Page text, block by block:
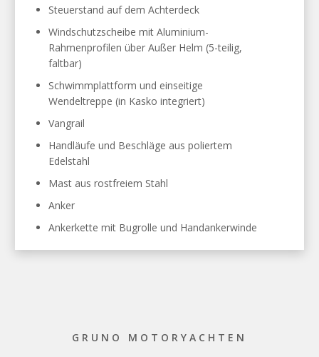
Steuerstand auf dem Achterdeck
Windschutzscheibe mit Aluminium-
Rahmenprofilen über Außer Helm (5-teilig,
faltbar)
Schwimmplattform und einseitige
Wendeltreppe (in Kasko integriert)
Vangrail
Handläufe und Beschläge aus poliertem
Edelstahl
Mast aus rostfreiem Stahl
Anker
Ankerkette mit Bugrolle und Handankerwinde
GRUNO MOTORYACHTEN